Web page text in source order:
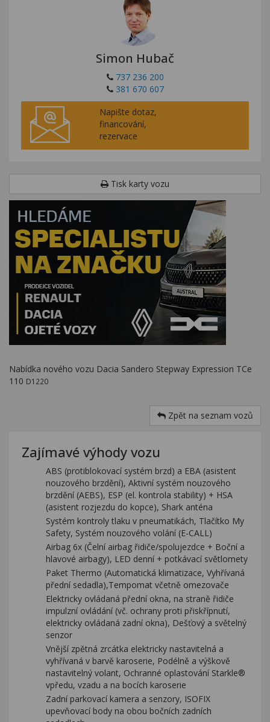
Simon Hubač
737 236 200
381 670 607
Napište dotaz,
financování,
rezervace
Tisk karty vozu
Nabídka nového vozu Dacia Sandero Stepway Expression TCe
110 D1220
Zpět na seznam vozů
Zajímavé výhody vozu
ABS (protiblokovací systém brzd) a EBA (asistent
nouzového brzdění), Aktivní systém nouzového
brzdění (AEBS), ESP (el. kontrola stability) + HSA
(asistent rozjezdu do kopce), Shark anténa
Systém kontroly tlaku v pneumatikách, Tlačítko My
Safety, Systém nouzového volání (E-CALL)
Airbag 6x (Čelní airbag řidiče/spolujezdce + Boční a
hlavové airbagy), LED denní + potkávací světlomety
Paket Thermo (Automatická klimatizace, Vyhřívaná
přední sedadla),Tempomat včetně omezovače
Elektricky ovládaná přední okna, na straně řidiče
impulzní ovládání (vč. ochrany proti přiskřípnutí,
elektricky ovládaná zadní okna), Dešťový a světelný
senzor
Vnější zpětná zrcátka elektricky nastavitelná a
vyhřívaná v barvě karoserie, Podélně a výškově
nastavitelný volant, Ochranné oplastování Starkle®
vpředu, vzadu a na bocích karoserie
Zadní parkovací kamera a senzory, ISOFIX
upevňovací body na obou bočních zadních